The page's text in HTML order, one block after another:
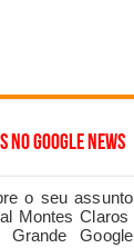
Google News
o seu assunto
Montes Claros
Google